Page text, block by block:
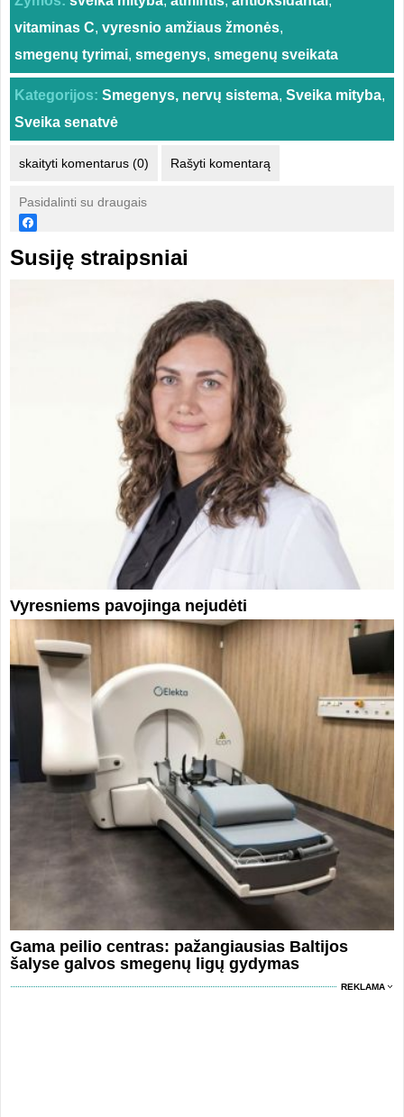
vitaminas C, vyresnio amžiaus žmonės,
smegenų tyrimai, smegenys, smegenų sveikata
Kategorijos: Smegenys, nervų sistema, Sveika mityba,
Sveika senatvė
skaityti komentarus (0) Rašyti komentarą
Pasidalinti su draugais
Susiję straipsniai
Vyresniems pavojinga nejudėti
Gama peilio centras: pažangiausias Baltijos
šalyse galvos smegenų ligų gydymas
REKLAMA